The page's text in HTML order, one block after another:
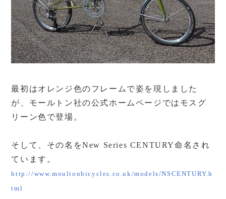
最初はオレンジ色のフレームで姿を現しました
が、モールトン社の公式ホームページではモスグ
リーン色で登場。
そして、その名をNew Series CENTURY命名され
ています。
http://www.moultonbicycles.co.uk/models/NSCENTURY.h
tml